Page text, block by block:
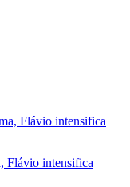
Flávio intensifica